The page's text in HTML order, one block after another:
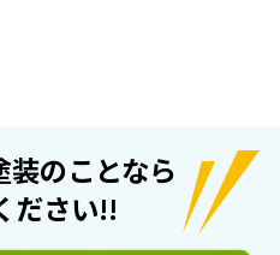
のことなら
ださい!!